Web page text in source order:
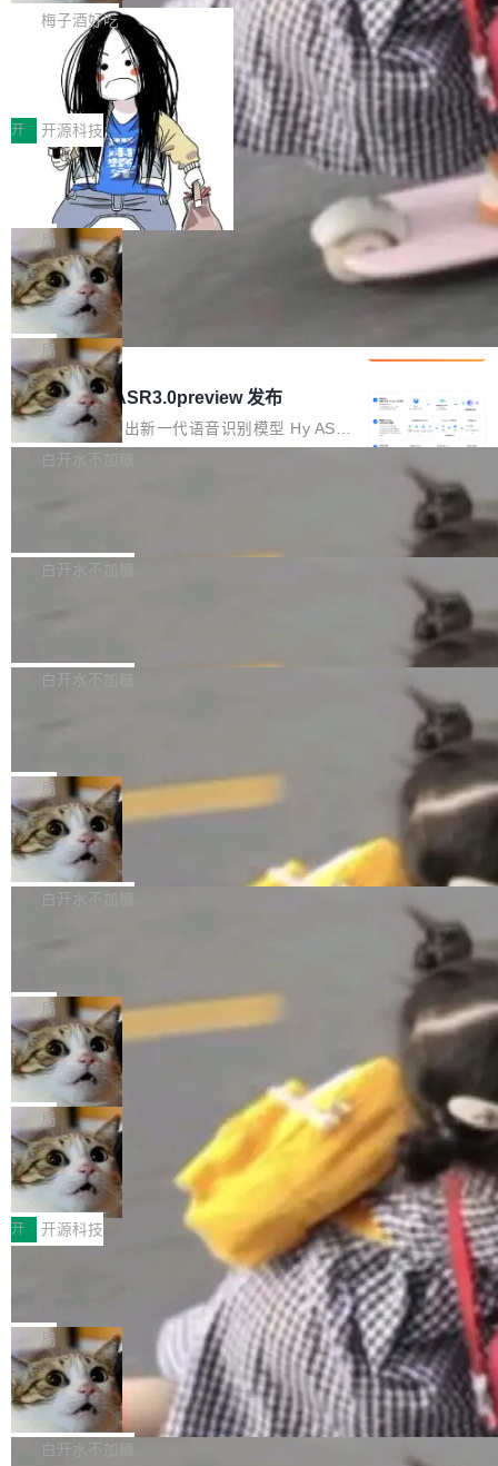
续增长的AI成本该如何优化。 深信服AI算力网关
正是围绕这些实际问题，从Token治理和成本治
理两个方面，让用户的每一份算力都看得清、管
得住、用得稳、省得下、更安全！ 一、从现在开
始，Token使用一目...
wat（Google 员工编号 23，Jeff Dean 二十多
年的编程搭档，MapReduce 和 Bigtable 的共同
作者）、Quoc Le（Google 大脑核心成员，Se
q2Seq 和 DocAI 的共同发明人）以及 Oriol Vin
yals（Gemini 联合负责人，AlphaSta...
把「看得清、用母语、记得住」三件事一次补
齐。 SolonCode 是什么 SolonCode 是杭州无
耳科技研发的企业级终端编码智能体——一位全
中文驱动的数字员工，自主理解需求、规划步
骤、编写代码。不挑模型、不挑平台，curl 一行
装完即用。 开源地址：Gitee · GitCode · GitHu
b 安装 支持 Java 8+（8~26）、macOS / Linu
x / Windows / Harmony PC。 # macOS / Linu
x / Harmony PC curl -fsSL https://solon.noea
r.org/solon...
梅子酒好吃
让“代码语义理解”深度释放AI Coding
价值潜能：华为云码道（CodeArts）
代码仓技术解析
一、代码仓深度理解技术的作用与价值 在软件工
程实践中，代码仓是企业核心知识资产的主要载
体。企业级代码仓库通常包含数十万乃至数百万
个文件，其规模远超单次模型调用可承载的上下
文窗口。随着项目规模的持续扩张与代码历史的
不断累积，代码仓中的模块关系、接口契约、业
务逻辑等关键信息往往分散于数十乃至数百个文
件之中，形成高度复杂的知识关联网络。传统的
代码检索手段（如关键词匹配、目录遍历）仅能
在语法层面完成文本定位，难以触及代码的语义
内涵与结构关联，导致开发者使用代码智能体在
理解大规模代码仓时面临显著"代码仓理解"瓶
颈。 代码仓深度理解服务（以下简称" CodeBas
e深度理解服务"）是华为云码道（CodeA...
开 开源科技
一条“删库”命令跑 17 小时，算法工程
师删光 89TB 数据只为干私活
最高人民检察院8月4日公布了一起案件：北京一
名90后算法工程师王某，为了给自己接的私活腾
服务器空间，删光了公司AI游戏部门的全部核心
数据。 王某2024年1月入职东城区某科技公司AI
短剧部门，有互联网大厂背景。在公司内部架构
调整期间，部门三次通知全员将数据从A集群迁
移到B集群，王某都回复了"收到"。 他没有迁移
数据。2024年9月3日下午4点，他使用此前登录
的账号密码进入A集群，输入了一条被程序员圈
称为"删库跑路"的命令——最高管理员权限、无
自研的多个文生3D和...
局
Cloudflare 分享推理优化实践：KV ca
che 量化 + 权重压缩，吞吐量提升 4
1%，成本降 30%
Kimi 和 GLM 是当前最强的大模型系列之一，但
它们有一个共同的问题：太吃显存了。月之暗面
的 Kimi K 系列和智谱的 GLM 都是长上下文、M
oE 架构的大模型，好用到让人上瘾，但 GPU 显
存永远不够用。 Cloudflare 的 Workers AI 团队
一直在跑这些模型的推理。他们在官方博客上发
整性保护。效果是：吞吐量提升 41%，每 token
局
腾讯混元 Hy ASR3.0preview 发布
腾讯混元正式推出新一代语音识别模型 Hy ASR
3.0preview。基于最新一代大语言模型 Hy3 的
让语音识别不再只是听清，而是真正听懂。通过
w 不要求标准普通话，方言识别覆盖粤语、吴语
白开水不加糖
新和少量网页兼容性修复版本。 Changes/fixe
容提供的字体时出现的几个问题 为避免音频加
质的最低采样率）的音频格式将被拒绝 修复了 C
SS 圆角虚线样式中可能存在的问题 如果表单中
的图像元素不在同一个子树中，则它们将不再关
联 加...
白开水不加糖
发布的 Release Notes，他利用 AI 工具（如 Co
最强的若干项。对于尚未正式发版的 PG 19，则
通过拉取过去一年内（从 PG 18 Beta1 时间点
至今）的所有 commit，同样交由 AI 分析提炼。
经过人工复核，准确度令人满意。这一方法也为
社区爱好者提供了高效跟踪新版本的思路。
白开水不加糖
维护工作一直与我的日常工作、家务、社交生活
和休闲娱乐竞争时间。" 这是 libexpat 维护者 S
ebastian Pipping 写在博客里的话。8 月 4 日，
他宣布了一个新消息：从 2026 年 8 月 1 日起，
他可以全职维护 libexpat 了，最长 6 个月。发
库之一。你的操作系统、浏览器、无数的基础设
施软件，很可能都在用它。而过去十年，维护它
的人一直在用业余...
局
Firefox 153.0.3 发布
Firefox 153.0.3 现已发布，具体更新内容如
下： New Smart Window 包含多项增强功能：
gi?id=2019042">Bug&nbsp;2019042</a>）</l
i> <li>现在，助手可以直接使用 Exa 的网络搜索
结果回答问题，而无需将问题转交给搜索引擎。
（<a href="https://bugzilla.mozilla.org/show_
bug.cgi?id=204...
白开水不加糖
的 npm 包。项目的核心论点是：容器不适合 Ag
ent 计算。真正适合的，是 Isolate。 Cloudflare
工程师在这件事上没什么可谦虚的——他们用 W
orkers 跑了十年 Isolate。用 CEO Matthew Pri
nce 的话说：「我们一生都在用 Isolate 运行代
码，而 AI Agent 不需要容器，它们需要的是 Iso
late。」 容器为什么不合适 容器的问题在于启动
和销毁都太重了。一个 Agent 要执行的任务可能
只需要几毫秒的 CPU 时间，但容器从冷启动到
就绪要花数秒。如果未来有十...
局
OpenAI 公开邮件和聊天记录回应苹果
诉讼，称“Apple is getting this wron
g”
上个月，苹果一纸诉状把 OpenAI 告上法庭，指
控其挖角苹果前员工并窃取商业秘密。苹果的诉
状把 OpenAI 描述成一个系统性地从前东家挖
人、套取机密信息的对手。 OpenAI 没发律师
函，也没选择庭外沉默。它在官网贴了一篇博
文，标题只有六个字：Apple is getting this wro
ng。 然后，它把邮件往来和 iMessage 聊天记
录全贴了出来。 他发错人了 苹果外部律师 Gabr
iel Gross 来自 Weil 律所，2 月 23 日下午 5:53
给 OpenAI 总法律顾问 Che Chang 发了封邮
件，附了一封长信，要求 OpenAI 配合调查前苹
果员工带走机密信...
局
HUAWEI MatePad Edge上架WorkBu
ddy鸿蒙PC版，说话就能干活的AI办公
搭子
全能AI工作台WorkBuddy鸿蒙PC版上架HUAWE
I MatePad Edge应用市场，直接下载即可使
用，与鸿蒙电脑上的体验一致。值得一提的是，
这是目前市面上唯一支持平板接入WorkBuddy P
C版的产品，搭载“人机双写”重磅功能——你写
你的，AI写AI的，同屏协作互不干扰。一句话让
AI帮你干活，现在开启全新体验！ 温馨提示：
体验WorkBuddy鸿蒙PC版前，请将 HUAWEI M
atePad Edge 升级至 HarmonyOS 6.1.0.135S
P9 patch03及以上版本。 *升级路径：设置 > 搜
开 开源科技
FFmpeg 9.0 发布：代号“Lei”，以此纪
全球知名开源多媒体框架 FFmpeg 今天正式发
布了 9.0 版本。这个版本除了带来新一代音视频
处理能力和硬件加速支持之外，还有一个特殊之
处：FFmpeg 9.0 的代号是“Lei”。 这个名字，
来自中国开发者雷霄骅（Lei Xiaohua）。 对于
很多中国音视频开发者而言，这个名字并不陌
局
亚马逊成本失控：AI 写代码烧掉 1215
万元，超预算 860%
外媒近日曝光了亚马逊的多份内部报告显示，AI
导致公司在多个项目上超支。《金融时报》报道
白开水不加糖